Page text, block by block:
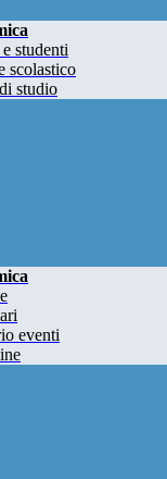
studenti
scolastico
studio
eventi